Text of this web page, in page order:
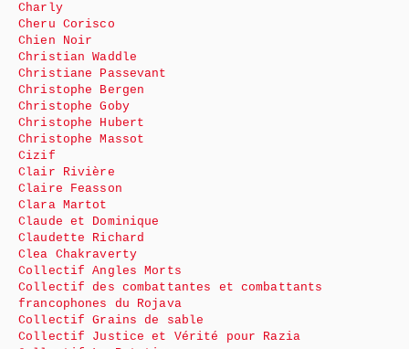
Charly
Cheru Corisco
Chien Noir
Christian Waddle
Christiane Passevant
Christophe Bergen
Christophe Goby
Christophe Hubert
Christophe Massot
Cizif
Clair Rivière
Claire Feasson
Clara Martot
Claude et Dominique
Claudette Richard
Clea Chakraverty
Collectif Angles Morts
Collectif des combattantes et combattants
francophones du Rojava
Collectif Grains de sable
Collectif Justice et Vérité pour Razia